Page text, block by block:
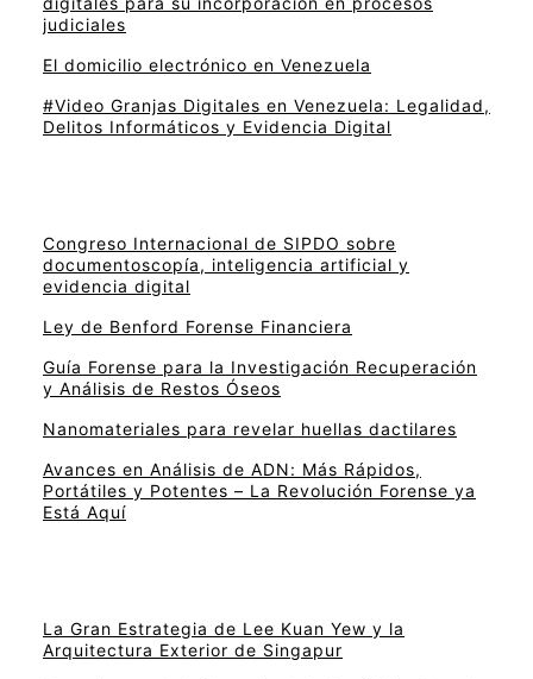
judiciales
El domicilio electrónico en Venezuela
#Video Granjas Digitales en Venezuela: Legalidad,
Delitos Informáticos y Evidencia Digital
Congreso Internacional de SIPDO sobre
documentoscopía, inteligencia artificial y
evidencia digital
Ley de Benford Forense Financiera
Guía Forense para la Investigación Recuperación
y Análisis de Restos Óseos
Nanomateriales para revelar huellas dactilares
Avances en Análisis de ADN: Más Rápidos,
Portátiles y Potentes – La Revolución Forense ya
Está Aquí
La Gran Estrategia de Lee Kuan Yew y la
Arquitectura Exterior de Singapur